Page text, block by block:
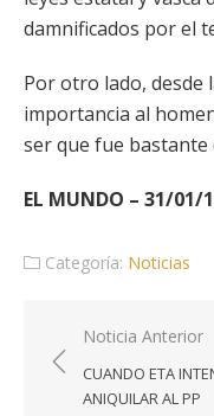
damnificados por el
Por otro lado, desde
importancia al
ser que fue bastante
EL MUNDO – 31/01/
Categoría: Noticias
Navegación
de
entradas
Noticia Anterior
CUANDO ETA
ANIQUILAR AL PP